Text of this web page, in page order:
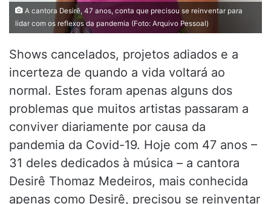
A cantora Desirê, 47 anos, conta que precisou se reinventar para
lidar com os reflexos da pandemia (Foto: Arquivo Pessoal)
Shows cancelados, projetos adiados e a
incerteza de quando a vida voltará ao
normal. Estes foram apenas alguns dos
problemas que muitos artistas passaram a
conviver diariamente por causa da
pandemia da Covid-19. Hoje com 47 anos –
31 deles dedicados à música – a cantora
Desirê Thomaz Medeiros, mais conhecida
apenas como Desirê, precisou se reinventar